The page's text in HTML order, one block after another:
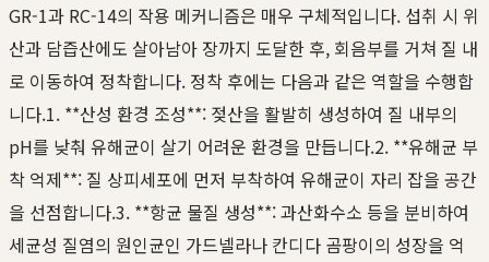
GR-1과 RC-14의 작용 메커니즘은 매우 구체적입니다. 섭취 시 위
산과 담즙산에도 살아남아 장까지 도달한 후, 회음부를 거쳐 질 내
로 이동하여 정착합니다. 정착 후에는 다음과 같은 역할을 수행합
니다.1. **산성 환경 조성**: 젖산을 활발히 생성하여 질 내부의
pH를 낮춰 유해균이 살기 어려운 환경을 만듭니다.2. **유해균 부
착 억제**: 질 상피세포에 먼저 부착하여 유해균이 자리 잡을 공간
을 선점합니다.3. **항균 물질 생성**: 과산화수소 등을 분비하여
세균성 질염의 원인균인 가드넬라나 칸디다 곰팡이의 성장을 억